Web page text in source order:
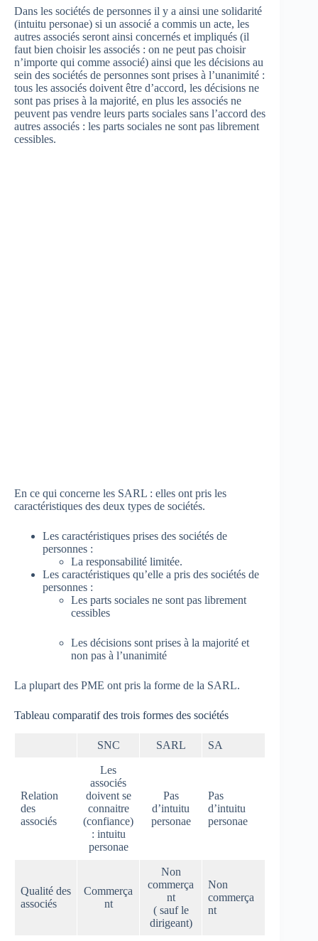
Dans les sociétés de personnes il y a ainsi une solidarité
(intuitu personae) si un associé a commis un acte, les
autres associés seront ainsi concernés et impliqués (il
faut bien choisir les associés : on ne peut pas choisir
n’importe qui comme associé) ainsi que les décisions au
sein des sociétés de personnes sont prises à l’unanimité :
tous les associés doivent être d’accord, les décisions ne
sont pas prises à la majorité, en plus les associés ne
peuvent pas vendre leurs parts sociales sans l’accord des
autres associés : les parts sociales ne sont pas librement
cessibles.
En ce qui concerne les SARL : elles ont pris les
caractéristiques des deux types de sociétés.
Les caractéristiques prises des sociétés de
personnes :
La responsabilité limitée.
Les caractéristiques qu’elle a pris des sociétés de
personnes :
Les parts sociales ne sont pas librement
cessibles
Les décisions sont prises à la majorité et
non pas à l’unanimité
La plupart des PME ont pris la forme de la SARL.
Tableau comparatif des trois formes des sociétés
SNC SARL SA
Relation
des
associés
Les
associés
doivent se
connaitre
(confiance)
: intuitu
personae
Pas
d’intuitu
personae
Pas
d’intuitu
personae
Qualité des
associés
Commerça
nt
Non
commerça
nt
( sauf le
dirigeant)
Non
commerça
nt